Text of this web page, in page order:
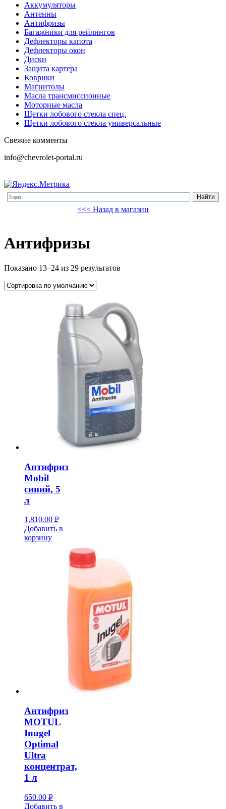
Аккумуляторы
Антенны
Антифризы
Багажники для рейлингов
Дефлекторы капота
Дефлекторы окон
Диски
Защита картера
Коврики
Магнитолы
Масла трансмиссионные
Моторные масла
Щетки лобового стекла спец.
Щетки лобового стекла универсальные
Свежие комменты
info@chevrolet-portal.ru
<<< Назад в магазин
Антифризы
Показано 13–24 из 29 результатов
Антифриз
Mobil
синий, 5
л
1,810.00 Р
УБ.
Добавить в
корзину
Антифриз
MOTUL
Inugel
Optimal
Ultra
концентрат,
1 л
650.00 Р
УБ.
Добавить в